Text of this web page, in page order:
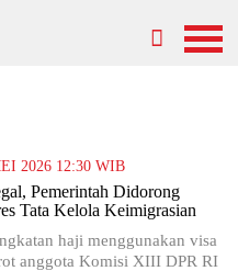
2026 12:30 WIB
Pemerintah Didorong
Tata Kelola Keimigrasian
haji menggunakan visa
anggota Komisi XIII DPR RI